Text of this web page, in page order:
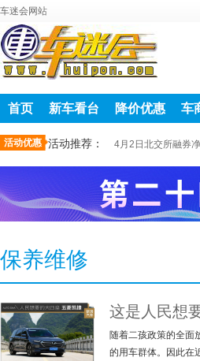
车迷会网站
首页 新车看台 降价优惠 车
活动优惠 活动推荐： 4月2日北交所融券
保养维修
这是人民想
随着二孩政策的全面
的用车群体。因此在